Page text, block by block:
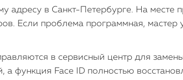
адресу в Санкт-Петербурге. На месте
Если проблема программная, мастер
в сервисный центр для
а функция Face ID полностью